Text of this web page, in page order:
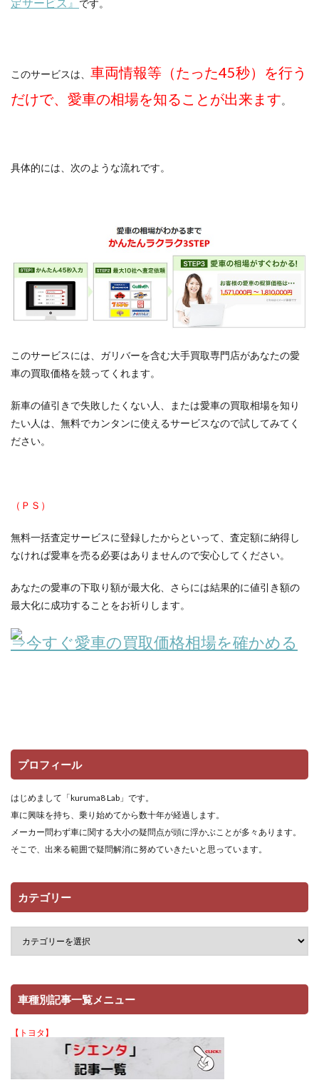
です。
このサービスは、 車両情報等（たった45秒）を行う
だけで、愛車の相場を知ることが出来ます。
具体的には、次のような流れです。
このサービスには、ガリバーを含む大手買取専門店があなたの愛
車の買取価格を競ってくれます。
新車の値引きで失敗したくない人、または愛車の買取相場を知り
たい人は、無料でカンタンに使えるサービスなので試してみてく
ださい。
（ＰＳ）
無料一括査定サービスに登録したからといって、査定額に納得し
なければ愛車を売る必要はありませんので安心してください。
あなたの愛車の下取り額が最大化、さらには結果的に値引き額の
最大化に成功することをお祈りします。
⇒今すぐ愛車の買取価格相場を確かめる
プロフィール
はじめまして「kuruma8 Lab」です。
車に興味を持ち、乗り始めてから数十年が経過します。
メーカー問わず車に関する大小の疑問点が頭に浮かぶことが多々あります。
そこで、出来る範囲で疑問解消に努めていきたいと思っています。
カテゴリー
車種別記事一覧メニュー
【トヨタ】